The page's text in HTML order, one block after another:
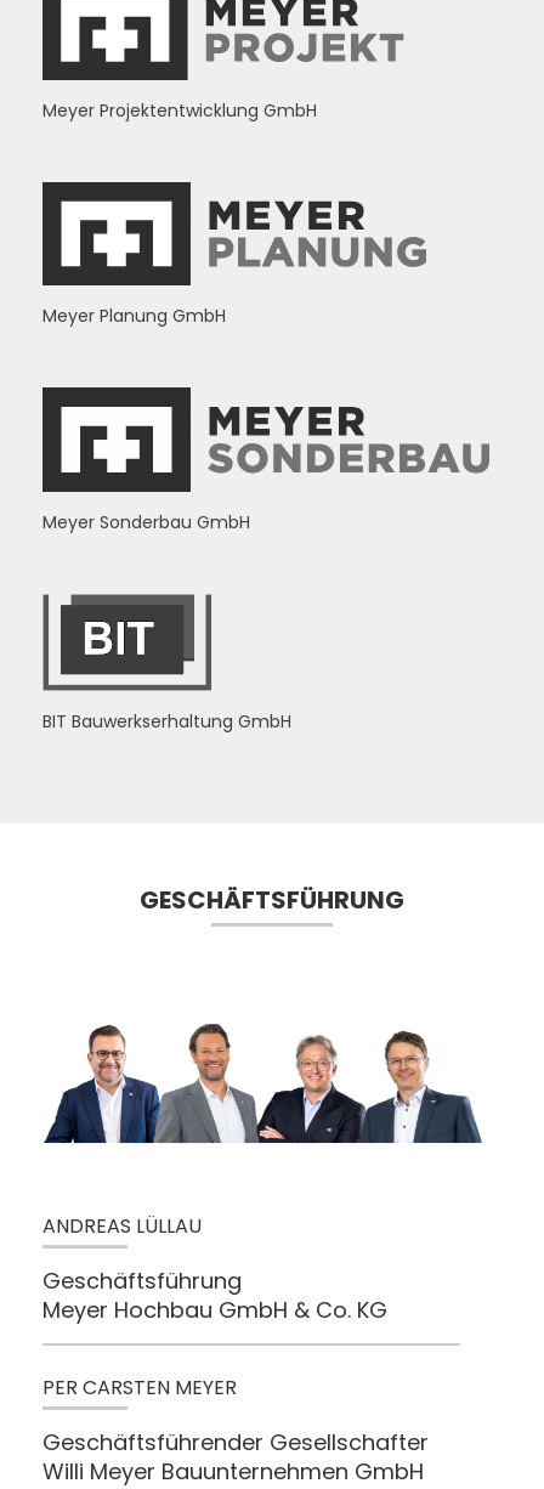
Meyer Projektentwicklung GmbH
Meyer Planung GmbH
Meyer Sonderbau GmbH
BIT Bauwerkserhaltung GmbH
GESCHÄFTSFÜHRUNG
ANDREAS LÜLLAU
Geschäftsführung
Meyer Hochbau GmbH & Co. KG
PER CARSTEN MEYER
Geschäftsführender Gesellschafter
Willi Meyer Bauunternehmen GmbH